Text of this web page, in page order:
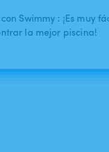
Swimmy : ¡Es muy
la mejor piscina!